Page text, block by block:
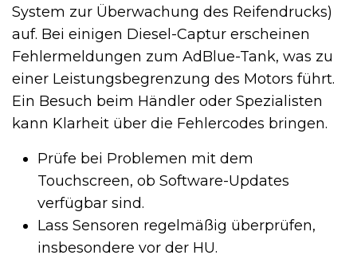
System zur Überwachung des Reifendrucks)
auf. Bei einigen Diesel-Captur erscheinen
Fehlermeldungen zum AdBlue-Tank, was zu
einer Leistungsbegrenzung des Motors führt.
Ein Besuch beim Händler oder Spezialisten
kann Klarheit über die Fehlercodes bringen.
Prüfe bei Problemen mit dem
Touchscreen, ob Software-Updates
verfügbar sind.
Lass Sensoren regelmäßig überprüfen,
insbesondere vor der HU.